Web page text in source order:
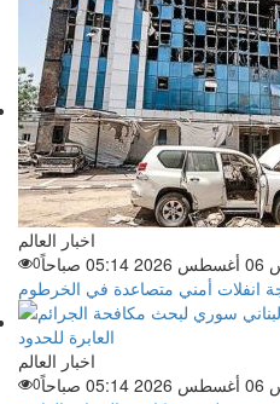
اخبار العالم
0
انفلات أمني متصاعدة في الخرطوم
اخبار العالم
0